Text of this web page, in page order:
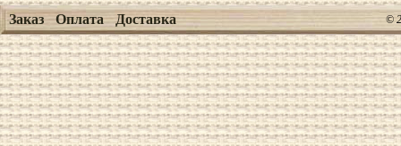
Заказ Оплата Доставка ©